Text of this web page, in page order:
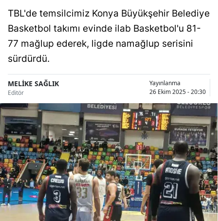
Artvin
Aydın
Bilecik
Bingöl
Bitlis
Bolu
Burdur
Bursa
Çanakkale
TBL'de temsilcimiz Konya Büyükşehir Belediye
Basketbol takımı evinde ilab Basketbol'u 81-
77 mağlup ederek, ligde namağlup serisini
sürdürdü.
MELİKE SAĞLIK
Editör
Yayınlanma
26 Ekim 2025 - 20:30